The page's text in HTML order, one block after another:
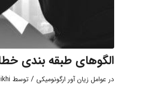
الگوهای طبقه بندی
در عوامل زیان آور ارگونومیکی / توسط